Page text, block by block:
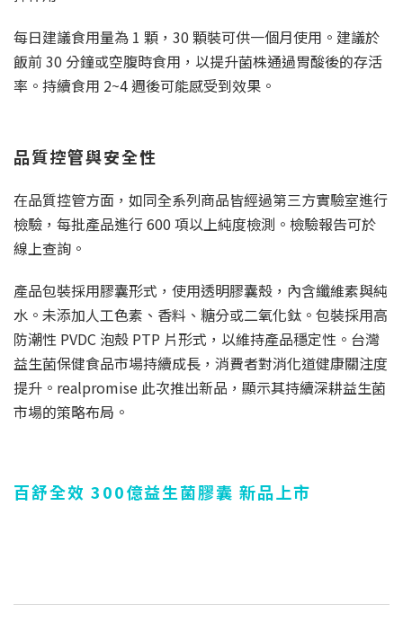
每日建議食用量為 1 顆，30 顆裝可供一個月使用。建議於
飯前 30 分鐘或空腹時食用，以提升菌株通過胃酸後的存活
率。持續食用 2~4 週後可能感受到效果。
品質控管與安全性
在品質控管方面，如同全系列商品皆經過第三方實驗室進行
檢驗，每批產品進行 600 項以上純度檢測。檢驗報告可於
線上查詢。
產品包裝採用膠囊形式，使用透明膠囊殼，內含纖維素與純
水。未添加人工色素、香料、糖分或二氧化鈦。包裝採用高
防潮性 PVDC 泡殼 PTP 片形式，以維持產品穩定性。台灣
益生菌保健食品市場持續成長，消費者對消化道健康關注度
提升。realpromise 此次推出新品，顯示其持續深耕益生菌
市場的策略布局。
百舒全效 300億益生菌膠囊 新品上市